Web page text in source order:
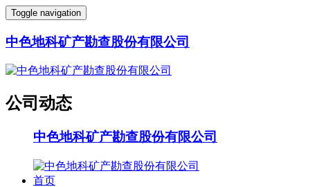
Toggle navigation
中色地科矿产勘查股份有限公司
公司动态
中色地科矿产勘查股份有限公司
首页